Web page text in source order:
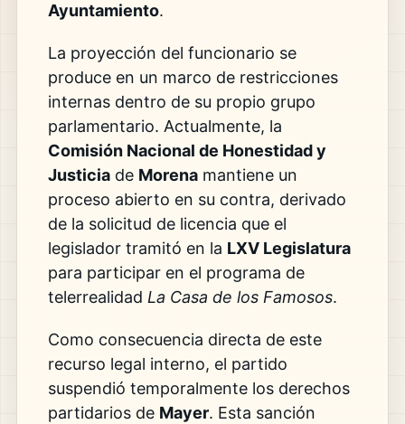
Ayuntamiento.
La proyección del funcionario se
produce en un marco de restricciones
internas dentro de su propio grupo
parlamentario. Actualmente, la
Comisión Nacional de Honestidad y
Justiciade Morenamantiene un
proceso abierto en su contra, derivado
de la solicitud de licencia que el
legislador tramitó en la LXV Legislatura
para participar en el programa de
telerrealidad La Casa de los Famosos.
Como consecuencia directa de este
recurso legal interno, el partido
suspendió temporalmente los derechos
partidarios de Mayer. Esta sanción